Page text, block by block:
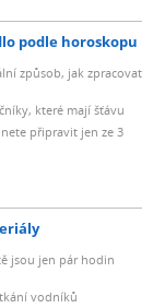
podle horoskopu
způsob, jak zpracovat
které mají šťávu
připravit jen ze 3
jsou jen pár hodin
vodníků